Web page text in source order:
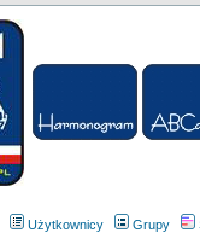
Użytkownicy Grupy